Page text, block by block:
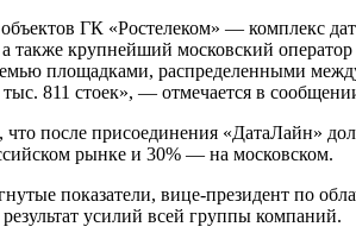
ГК «Ростелеком» — комплекс
крупнейший московский
площадками, распределенными
тыс. 811 стоек», — отмечается в
что после присоединения «ДатаЛайн»
рынке и 30% — на московском.
показатели, вице-президент по
усилий всей группы компаний.